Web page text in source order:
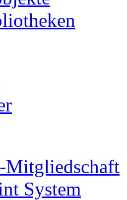
Mitgliedschaft
System